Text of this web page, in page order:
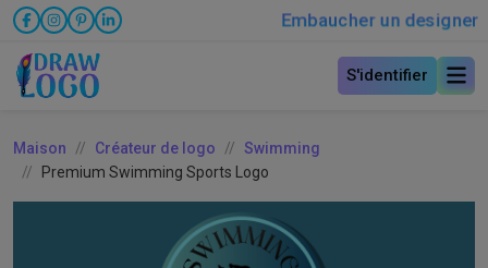
Embaucher un designer
S'identifier
Maison Créateur de logo
Swimming
Premium Swimming Sports Logo